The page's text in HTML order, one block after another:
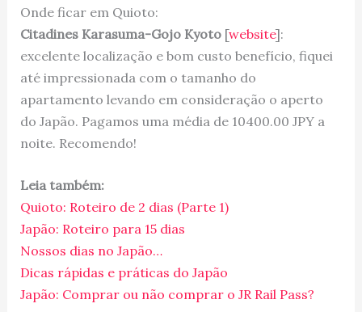
Onde ficar em Quioto:
Citadines Karasuma-Gojo Kyoto[website]:
excelente localização e bom custo benefício, fiquei
até impressionada com o tamanho do
apartamento levando em consideração o aperto
do Japão. Pagamos uma média de 10400.00 JPY a
noite. Recomendo!
Leia também:
Quioto: Roteiro de 2 dias (Parte 1)
Japão: Roteiro para 15 dias
Nossos dias no Japão…
Dicas rápidas e práticas do Japão
Japão: Comprar ou não comprar o JR Rail Pass?